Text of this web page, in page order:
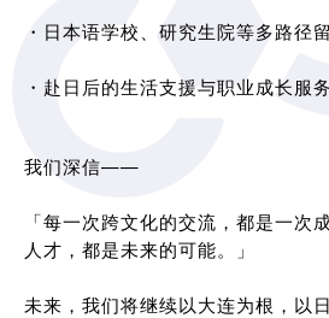
・日本语学校、研究生院等多路径
・赴日后的生活支援与职业成长服务
我们深信——
「每一次跨文化的交流，都是一次
人才，都是未来的可能。」
未来，我们将继续以大连为根，以